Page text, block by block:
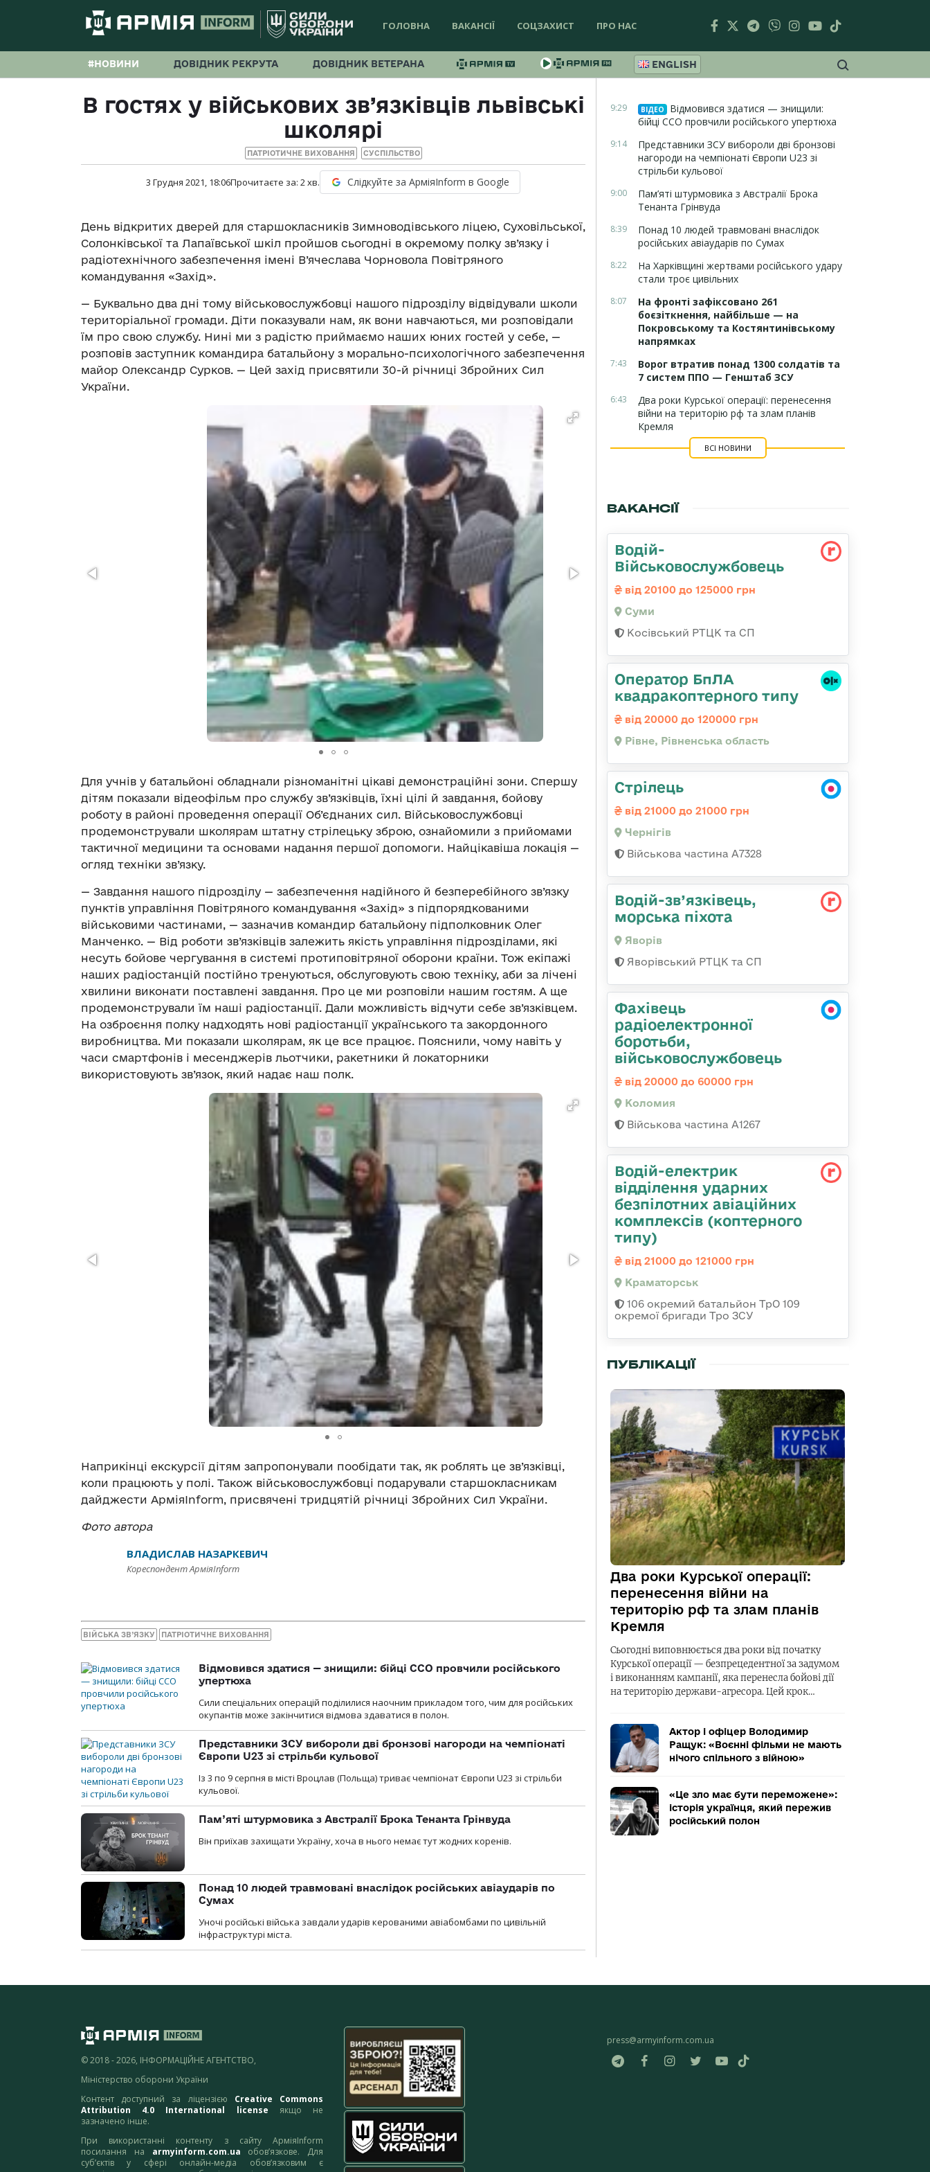
ГОЛОВНА ВАКАНСІЇ СОЦЗАХИСТ ПРО НАС
#НОВИНИ ДОВІДНИК РЕКРУТА ДОВІДНИК ВЕТЕРАНА ENGLISH
В гостях у військових зв’язківців львівські
школярі
ПАТРІОТИЧНЕ ВИХОВАННЯ СУСПІЛЬСТВО
3 Грудня 2021, 18:06Прочитаєте за: 2хв. Слідкуйте за АрміяInform в Google
День відкритих дверей для старшокласників Зимноводівського ліцею, Суховільської,
Солонківської та Лапаївської шкіл пройшов сьогодні в окремому полку зв’язку і
радіотехнічного забезпечення імені В’ячеслава Чорновола Повітряного
командування «Захід».
— Буквально два дні тому військовослужбовці нашого підрозділу відвідували школи
територіальної громади. Діти показували нам, як вони навчаються, ми розповідали
їм про свою службу. Нині ми з радістю приймаємо наших юних гостей у себе, —
розповів заступник командира батальйону з морально-психологічного забезпечення
майор Олександр Сурков. — Цей захід присвятили 30-й річниці Збройних Сил
України.
Для учнів у батальйоні обладнали різноманітні цікаві демонстраційні зони. Спершу
дітям показали відеофільм про службу зв’язківців, їхні цілі й завдання, бойову
роботу в районі проведення операції Об’єднаних сил. Військовослужбовці
продемонстрували школярам штатну стрілецьку зброю, ознайомили з прийомами
тактичної медицини та основами надання першої допомоги. Найцікавіша локація —
огляд техніки зв’язку.
— Завдання нашого підрозділу — забезпечення надійного й безперебійного зв’язку
пунктів управління Повітряного командування «Захід» з підпорядкованими
військовими частинами, — зазначив командир батальйону підполковник Олег
Манченко. — Від роботи зв’язківців залежить якість управління підрозділами, які
несуть бойове чергування в системі протиповітряної оборони країни. Тож екіпажі
наших радіостанцій постійно тренуються, обслуговують свою техніку, аби за лічені
хвилини виконати поставлені завдання. Про це ми розповіли нашим гостям. А ще
продемонстрували їм наші радіостанції. Дали можливість відчути себе зв’язківцем.
На озброєння полку надходять нові радіостанції українського та закордонного
виробництва. Ми показали школярам, як це все працює. Пояснили, чому навіть у
часи смартфонів і месенджерів льотчики, ракетники й локаторники
використовують зв’язок, який надає наш полк.
Наприкінці екскурсії дітям запропонували пообідати так, як роблять це зв’язківці,
коли працюють у полі. Також військовослужбовці подарували старшокласникам
дайджести АрміяInform, присвячені тридцятій річниці Збройних Сил України.
Фото автора
ВЛАДИСЛАВ НАЗАРКЕВИЧ
Кореспондент АрміяInform
ВІЙСЬКА ЗВ’ЯЗКУ ПАТРІОТИЧНЕ ВИХОВАННЯ
Відмовився здатися — знищили: бійці ССО провчили російського
упертюха
Сили спеціальних операцій поділилися наочним прикладом того, чим для російських
окупантів може закінчитися відмова здаватися в полон.
Представники ЗСУ вибороли дві бронзові нагороди на чемпіонаті
Європи U23 зі стрільби кульової
Із 3 по 9 серпня в місті Вроцлав (Польща) триває чемпіонат Європи U23 зі стрільби
кульової.
Пам’яті штурмовика з Австралії Брока Тенанта Грінвуда
Він приїхав захищати Україну, хоча в нього немає тут жодних коренів.
Понад 10 людей травмовані внаслідок російських авіаударів по
Сумах
Уночі російські війська завдали ударів керованими авіабомбами по цивільній
інфраструктурі міста.
9:29 ВІДЕО
Відмовився здатися — знищили:
бійці ССО провчили російського упертюха
9:14
Представники ЗСУ вибороли дві бронзові
нагороди на чемпіонаті Європи U23 зі
стрільби кульової
9:00
Пам’яті штурмовика з Австралії Брока
Тенанта Грінвуда
8:39
Понад 10 людей травмовані внаслідок
російських авіаударів по Сумах
8:22
На Харківщині жертвами російського удару
стали троє цивільних
8:07
На фронті зафіксовано 261
боєзіткнення, найбільше — на
Покровському та Костянтинівському
напрямках
7:43
Ворог втратив понад 1300 солдатів та
7 систем ППО — Генштаб ЗСУ
6:43
Два роки Курської операції: перенесення
війни на територію рф та злам планів
Кремля
ВСІ НОВИНИ
ВАКАНСІЇ
Водій-
Військовослужбовець
від 20100 до 125000 грн
Суми
Косівський РТЦК та СП
Оператор БпЛА
квадракоптерного типу
від 20000 до 120000 грн
Рівне, Рівненська область
Стрілець
від 21000 до 21000 грн
Чернігів
Військова частина А7328
Водій-зв’язківець,
морська піхота
Яворів
Яворівський РТЦК та СП
Фахівець
радіоелектронної
боротьби,
військовослужбовець
від 20000 до 60000 грн
Коломия
Військова частина А1267
Водій-електрик
відділення ударних
безпілотних авіаційних
комплексів (коптерного
типу)
від 21000 до 121000 грн
Краматорськ
106 окремий батальйон ТрО 109
окремої бригади Тро ЗСУ
ПУБЛІКАЦІЇ
Два роки Курської операції:
перенесення війни на
територію рф та злам планів
Кремля
Сьогодні виповнюється два роки від початку
Курської операції — безпрецедентної за задумом
і виконанням кампанії, яка перенесла бойові дії
на територію держави-агресора. Цей крок…
Актор і офіцер Володимир
Ращук: «Воєнні фільми не мають
нічого спільного з війною»
«Це зло має бути переможене»:
історія українця, який пережив
російський полон
© 2018 - 2026, ІНФОРМАЦІЙНЕ АГЕНТСТВО,
Міністерство оборони України
Контент доступний за ліцензією Creative Commons
Attribution 4.0 International license якщо не
зазначено інше.
При використанні контенту з сайту АрміяInform
посилання на armyinform.com.ua обов’язкове. Для
суб’єктів у сфері онлайн-медіа обов’язковим є
press@armyinform.com.ua